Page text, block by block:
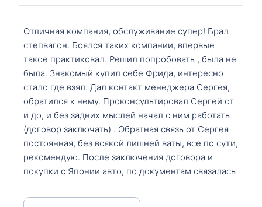
Отличная компания, обслуживание супер! Брал
степвагон. Боялся таких компании, впервые
такое практиковал. Решил попробовать , была не
была. Знакомый купил себе Фрида, интересно
стало где взял. Дал контакт менеджера Сергея,
обратился к нему. Проконсультировал Сергей от
и до, и без задних мыслей начал с ним работать
(договор заключать) . Обратная связь от Сергея
постоянная, без всякой лишней ваты, все по сути,
рекомендую. После заключения договора и
покупки с Японии авто, по документам связалась
что заполнить, куда зайти, образцы и т.д. После